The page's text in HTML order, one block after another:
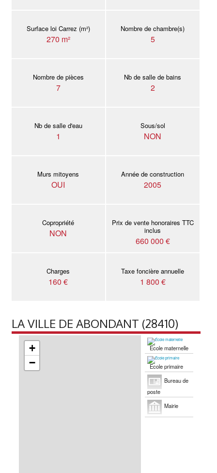
Surface loi Carrez (m²)
270 m²
Nombre de chambre(s)
5
Nombre de pièces
7
Nb de salle de bains
2
Nb de salle d'eau
1
Sous/sol
NON
Murs mitoyens
OUI
Année de construction
2005
Copropriété
NON
Prix de vente honoraires TTC
inclus
660 000 €
Charges
160 €
Taxe foncière annuelle
1 800 €
LA VILLE DE ABONDANT (28410)
+
−
École maternelle
École primaire
Bureau de
poste
Mairie